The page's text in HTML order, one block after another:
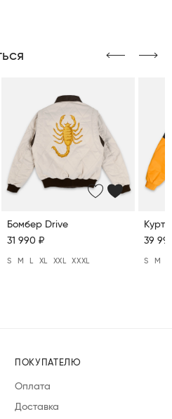
Бомбер Drive
31 990 ₽
S M XL XXL XXXL
39
S M
ПОКУПАТЕЛЮ
Оплата
Доставка